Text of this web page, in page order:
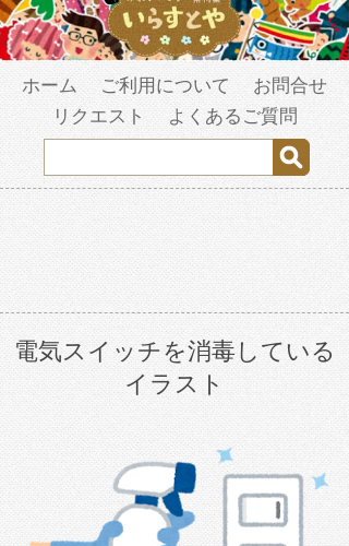
ホーム ご利用について
お問合せ
リクエスト
よくあるご質問
電気スイッチを消毒している
イラスト